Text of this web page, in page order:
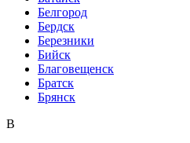
Белгород
Бердск
Березники
Бийск
Благовещенск
Братск
Брянск
В